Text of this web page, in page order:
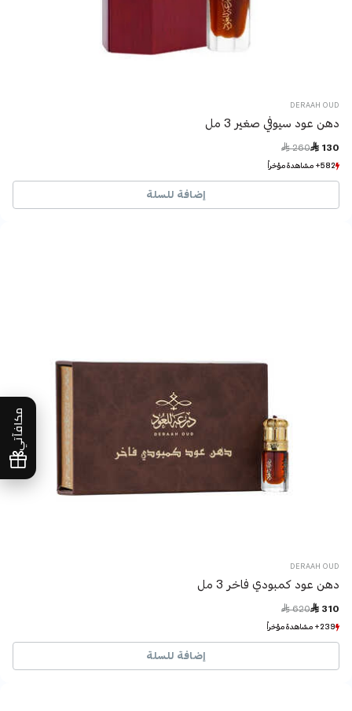
مكافآتي
DERAAH OUD
دهن عود سيوفي صغير 3 مل
 130
Price reduced from
 260
582+ مشاهدة مؤخراً
511+ بيع مؤخراً
582+ مشاهدة مؤخراً
511+ بيع مؤخراً
إضافة للسلة
DERAAH OUD
دهن عود كمبودي فاخر 3 مل
 310
Price reduced from
 620
239+ مشاهدة مؤخراً
42+ بيع مؤخراً
239+ مشاهدة مؤخراً
42+ بيع مؤخراً
إضافة للسلة